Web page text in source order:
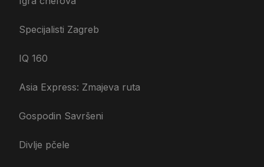
Specijalisti Zagreb
IQ 160
Asia Express: Zmajeva ruta
Gospodin Savršeni
Divlje pčele